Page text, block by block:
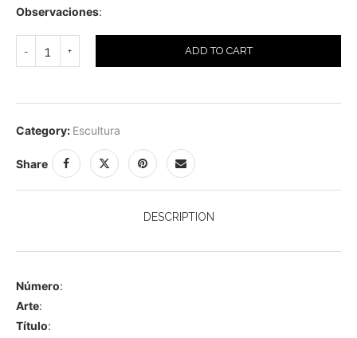
Observaciones:
ADD TO CART
Category: Escultura
Share
DESCRIPTION
Número:
Arte:
Título: